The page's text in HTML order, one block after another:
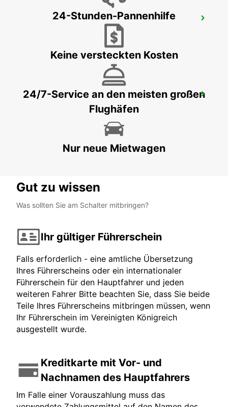
CHEMNITZ
CHEMNITZ - GERMANY
24-Stunden-Pannenhilfe
Keine versteckten Kosten
24/7-Service an den meisten großen
Flughäfen
Nur neue Mietwagen
Gut zu wissen
Was sollten Sie am Schalter mitbringen?
Ihr gültiger Führerschein
Falls erforderlich - eine amtliche Übersetzung
Ihres Führerscheins oder ein internationaler
Führerschein für den Hauptfahrer und jeden
weiteren Fahrer Bitte beachten Sie, dass Sie beide
Teile Ihres Führerscheins mitbringen müssen, wenn
Ihr Führerschein im Vereinigten Königreich
ausgestellt wurde.
Kreditkarte mit Vor- und
Nachnamen des Hauptfahrers
Im Falle einer Vorauszahlung muss das